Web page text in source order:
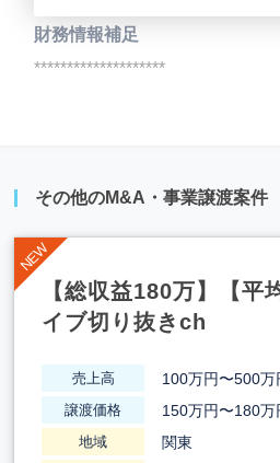
財務情報補足
********************
その他のM&A・事業譲渡案件
【総収益180万】【平
イブ切り抜きch
売上高 100万円〜500万
譲渡価格 150万円〜180万
地域 関東